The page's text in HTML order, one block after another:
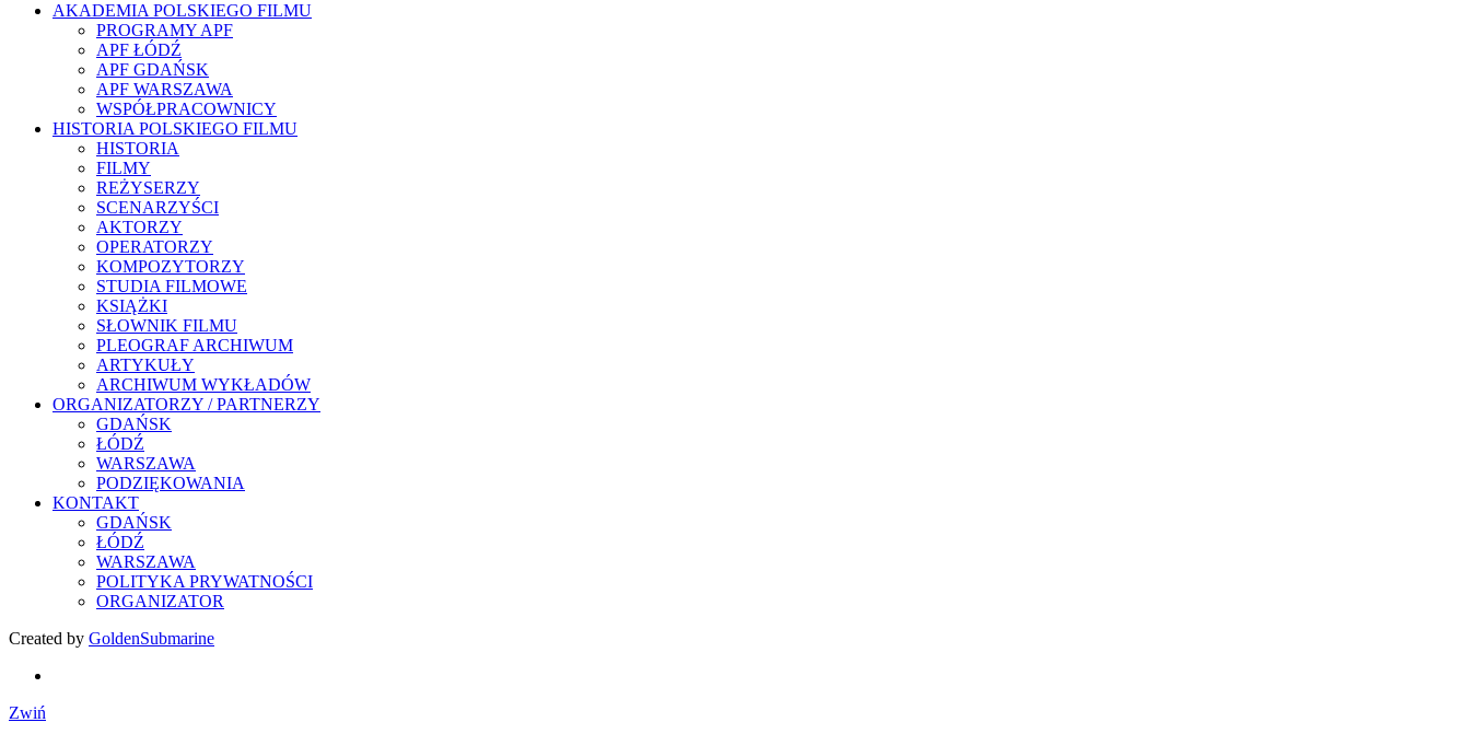
AKADEMIA POLSKIEGO FILMU
PROGRAMY APF
APF ŁÓDŹ
APF GDAŃSK
APF WARSZAWA
WSPÓŁPRACOWNICY
HISTORIA POLSKIEGO FILMU
HISTORIA
FILMY
REŻYSERZY
SCENARZYŚCI
AKTORZY
OPERATORZY
KOMPOZYTORZY
STUDIA FILMOWE
KSIĄŻKI
SŁOWNIK FILMU
PLEOGRAF ARCHIWUM
ARTYKUŁY
ARCHIWUM WYKŁADÓW
ORGANIZATORZY / PARTNERZY
GDAŃSK
ŁÓDŹ
WARSZAWA
PODZIĘKOWANIA
KONTAKT
GDAŃSK
ŁÓDŹ
WARSZAWA
POLITYKA PRYWATNOŚCI
ORGANIZATOR
Created by GoldenSubmarine
Zwiń